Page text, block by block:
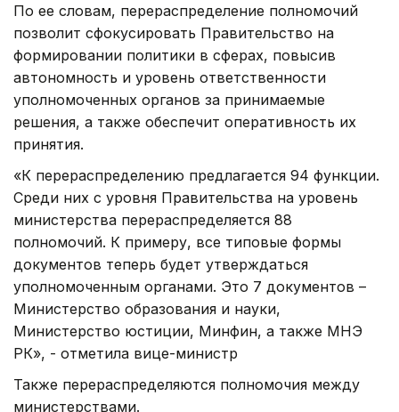
По ее словам, перераспределение полномочий
позволит сфокусировать Правительство на
формировании политики в сферах, повысив
автономность и уровень ответственности
уполномоченных органов за принимаемые
решения, а также обеспечит оперативность их
принятия.
«К перераспределению предлагается 94 функции.
Среди них с уровня Правительства на уровень
министерства перераспределяется 88
полномочий. К примеру, все типовые формы
документов теперь будет утверждаться
уполномоченным органами. Это 7 документов –
Министерство образования и науки,
Министерство юстиции, Минфин, а также МНЭ
РК», - отметила вице-министр
Также перераспределяются полномочия между
министерствами.